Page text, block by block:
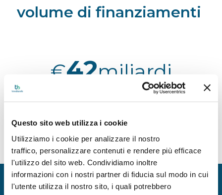
Questo sito web utilizza i cookie
Utilizziamo i cookie per analizzare il nostro
traffico, personalizzare contenuti e rendere più efficace
l'utilizzo del sito web. Condividiamo inoltre
informazioni con i nostri partner di fiducia sul modo in cui
l'utente utilizza il nostro sito, i quali potrebbero
volume di finanziamenti
€42miliardi
importo garantito